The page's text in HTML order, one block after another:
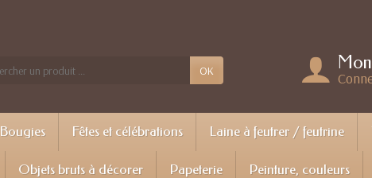
OK
Bougies Fêtes et célébrations Laine à feutrer / feutrine
Objets bruts à décorer Papeterie Peinture, couleurs